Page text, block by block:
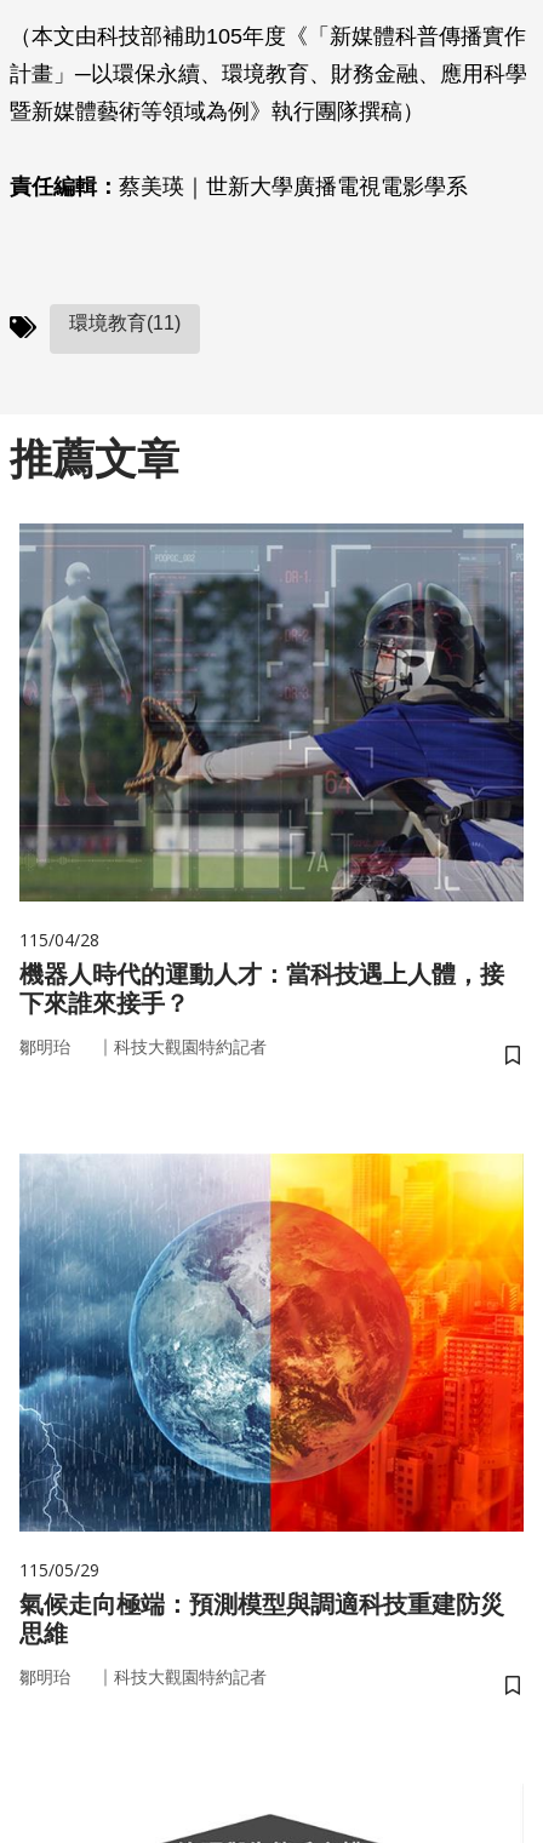
（本文由科技部補助105年度《「新媒體科普傳播實作
計畫」─以環保永續、環境教育、財務金融、應用科學
暨新媒體藝術等領域為例》執行團隊撰稿）
責任編輯： 蔡美瑛｜世新大學廣播電視電影學系
環境教育(11)
推薦文章
115/04/28
機器人時代的運動人才：當科技遇上人體，接
下來誰來接手？
鄒明珆 ｜ 科技大觀園特約記者
儲
115/05/29
氣候走向極端：預測模型與調適科技重建防災
思維
鄒明珆 ｜ 科技大觀園特約記者
儲